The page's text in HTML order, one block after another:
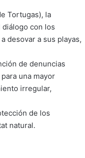
Tortugas), la
diálogo con los
desovar a sus playas,
de denuncias
una mayor
irregular,
de los
natural.